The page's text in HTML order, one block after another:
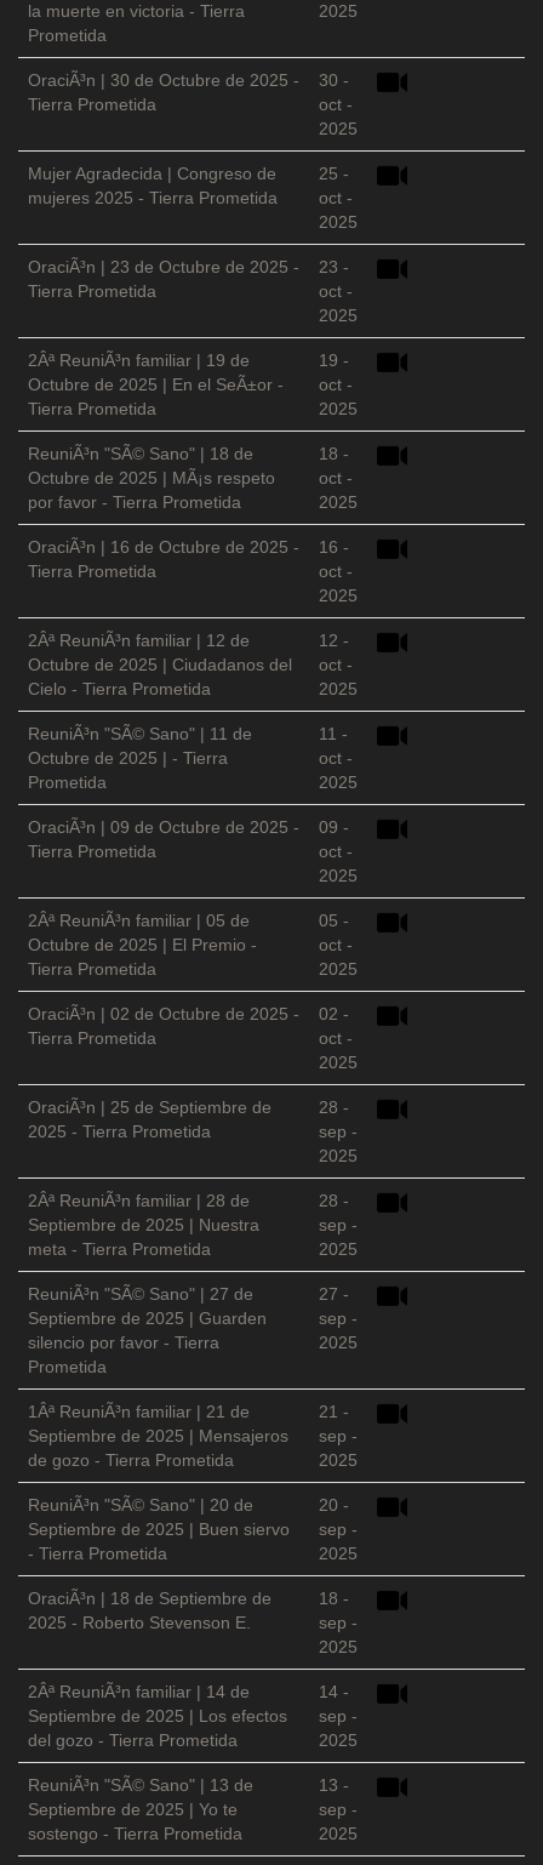
la muerte en victoria - Tierra
Prometida
2025
OraciÃ³n | 30 de Octubre de 2025 -
Tierra Prometida
30 -
oct -
2025
Mujer Agradecida | Congreso de
mujeres 2025 - Tierra Prometida
25 -
oct -
2025
OraciÃ³n | 23 de Octubre de 2025 -
Tierra Prometida
23 -
oct -
2025
2Âª ReuniÃ³n familiar | 19 de
Octubre de 2025 | En el SeÃ±or -
Tierra Prometida
19 -
oct -
2025
ReuniÃ³n "SÃ© Sano" | 18 de
Octubre de 2025 | MÃ¡s respeto
por favor - Tierra Prometida
18 -
oct -
2025
OraciÃ³n | 16 de Octubre de 2025 -
Tierra Prometida
16 -
oct -
2025
2Âª ReuniÃ³n familiar | 12 de
Octubre de 2025 | Ciudadanos del
Cielo - Tierra Prometida
12 -
oct -
2025
ReuniÃ³n "SÃ© Sano" | 11 de
Octubre de 2025 | - Tierra
Prometida
11 -
oct -
2025
OraciÃ³n | 09 de Octubre de 2025 -
Tierra Prometida
09 -
oct -
2025
2Âª ReuniÃ³n familiar | 05 de
Octubre de 2025 | El Premio -
Tierra Prometida
05 -
oct -
2025
OraciÃ³n | 02 de Octubre de 2025 -
Tierra Prometida
02 -
oct -
2025
OraciÃ³n | 25 de Septiembre de
2025 - Tierra Prometida
28 -
sep -
2025
2Âª ReuniÃ³n familiar | 28 de
Septiembre de 2025 | Nuestra
meta - Tierra Prometida
28 -
sep -
2025
ReuniÃ³n "SÃ© Sano" | 27 de
Septiembre de 2025 | Guarden
silencio por favor - Tierra
Prometida
27 -
sep -
2025
1Âª ReuniÃ³n familiar | 21 de
Septiembre de 2025 | Mensajeros
de gozo - Tierra Prometida
21 -
sep -
2025
ReuniÃ³n "SÃ© Sano" | 20 de
Septiembre de 2025 | Buen siervo
- Tierra Prometida
20 -
sep -
2025
OraciÃ³n | 18 de Septiembre de
2025 - Roberto Stevenson E.
18 -
sep -
2025
2Âª ReuniÃ³n familiar | 14 de
Septiembre de 2025 | Los efectos
del gozo - Tierra Prometida
14 -
sep -
2025
ReuniÃ³n "SÃ© Sano" | 13 de
Septiembre de 2025 | Yo te
sostengo - Tierra Prometida
13 -
sep -
2025